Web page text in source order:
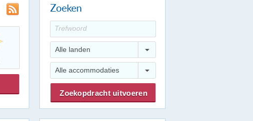
Zoeken
Alle landen
Alle accommodaties